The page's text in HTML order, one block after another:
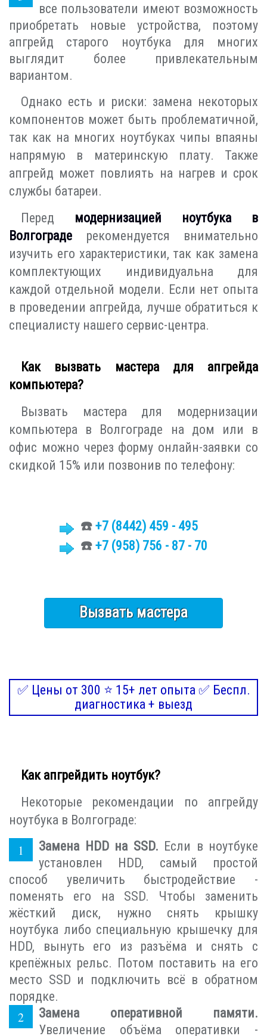
все пользователи имеют возможность
приобретать новые устройства, поэтому
апгрейд старого ноутбука для многих
выглядит более привлекательным
вариантом.
Однако есть и риски: замена некоторых
компонентов может быть проблематичной,
так как на многих ноутбуках чипы впаяны
напрямую в материнскую плату. Также
апгрейд может повлиять на нагрев и срок
службы батареи.
Перед модернизацией ноутбука в
Волгограде рекомендуется внимательно
изучить его характеристики, так как замена
комплектующих индивидуальна для
каждой отдельной модели. Если нет опыта
в проведении апгрейда, лучше обратиться к
специалисту нашего сервис-центра.
Как вызвать мастера для апгрейда
компьютера?
Вызвать мастера для модернизации
компьютера в Волгограде на дом или в
офис можно через форму онлайн-заявки со
скидкой 15% или позвонив по телефону:
☎️ +7 (8442) 459 - 495
☎️ +7 (958) 756 - 87 - 70
Вызвать мастера
✅ Цены от 300 ⭐ 15+ лет опыта ✅ Беспл.
диагностика + выезд
Как апгрейдить ноутбук?
Некоторые рекомендации по апгрейду
ноутбука в Волгограде:
Замена HDD на SSD. Если в ноутбуке
установлен HDD, самый простой
способ увеличить быстродействие -
поменять его на SSD. Чтобы заменить
жёсткий диск, нужно снять крышку
ноутбука либо специальную крышечку для
HDD, вынуть его из разъёма и снять с
крепёжных рельс. Потом поставить на его
место SSD и подключить всё в обратном
порядке.
Замена оперативной памяти.
Увеличение объёма оперативки -